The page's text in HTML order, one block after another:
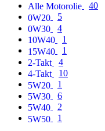
Alle Motorolie
40
0W20
5
0W30
4
10W40
1
15W40
1
2-Takt
4
4-Takt
10
5W20
1
5W30
6
5W40
2
5W50
1